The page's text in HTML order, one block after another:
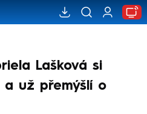
Lašková si
už přemýšlí o